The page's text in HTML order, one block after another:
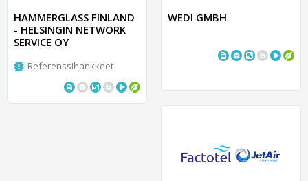
HAMMERGLASS FINLAND
- HELSINGIN NETWORK
SERVICE OY
Referenssihankkeet
WEDI GMBH